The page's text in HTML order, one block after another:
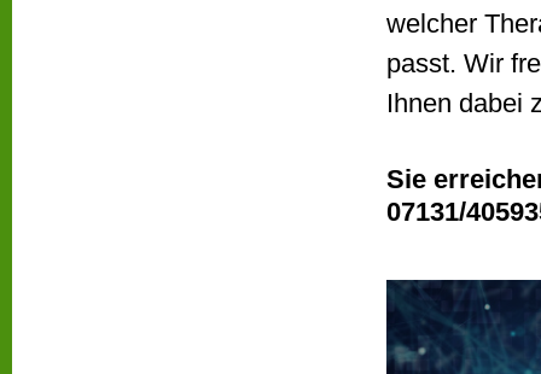
welcher
passt. Wir
Ihnen dabei
Sie
07131/